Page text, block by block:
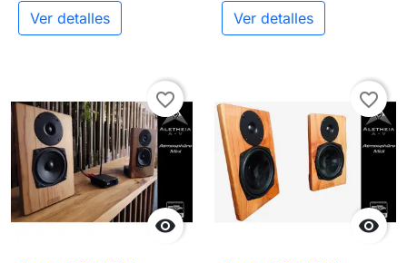
Ver detalles Ver detalles

favorite_border

favorite_border